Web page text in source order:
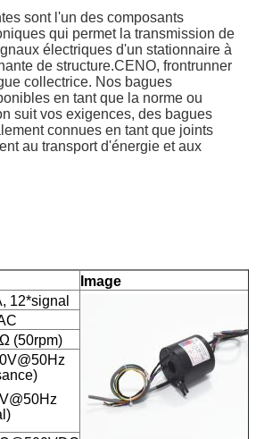
sont l'un des composants
qui permet la transmission de
électriques d'un stationnaire à
de structure.CENO, frontrunner
collectrice. Nos bagues
en tant que la norme ou
suit vos exigences, des bagues
connues en tant que joints
au transport d'énergie et aux
Image
12*signal
(50rpm)